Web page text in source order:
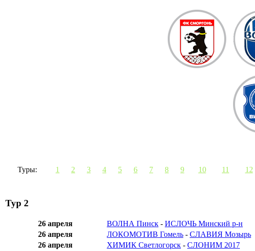
Туры: 1 2 3 4 5 6 7 8 9 10 11 12
Тур 2
26 апреля ВОЛНА Пинск - ИСЛОЧЬ Минский р-н
26 апреля
ЛОКОМОТИВ Гомель - СЛАВИЯ Мозырь
26 апреля
ХИМИК Светлогорск - СЛОНИМ 2017